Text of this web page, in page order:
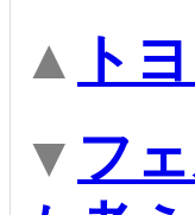
▲
ト
▼ フ